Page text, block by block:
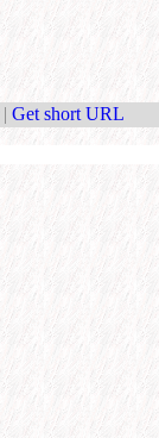
| Get short URL